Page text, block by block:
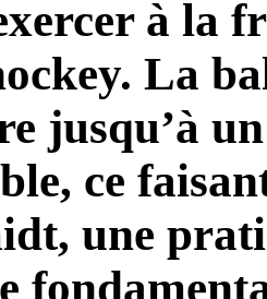
à la
La
jusqu’à
ce
une